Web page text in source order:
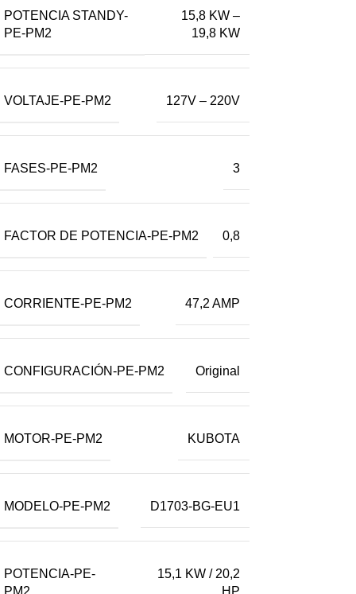
POTENCIA STANDY-
PE-PM2
15,8 KW –
19,8 KW
VOLTAJE-PE-PM2 127V – 220V
FASES-PE-PM2 3
FACTOR DE POTENCIA-PE-PM2 0,8
CORRIENTE-PE-PM2 47,2 AMP
CONFIGURACIÓN-PE-PM2 Original
MOTOR-PE-PM2 KUBOTA
MODELO-PE-PM2 D1703-BG-EU1
POTENCIA-PE-
PM2
15,1 KW / 20,2